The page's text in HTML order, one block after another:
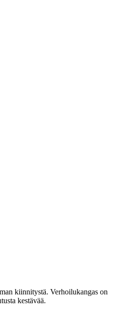
kiinnitystä. Verhoilukangas on
kestävää.